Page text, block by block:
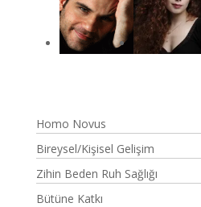
Homo Novus
Bireysel/Kişisel Gelişim
Zihin Beden Ruh Sağlığı
Bütüne Katkı